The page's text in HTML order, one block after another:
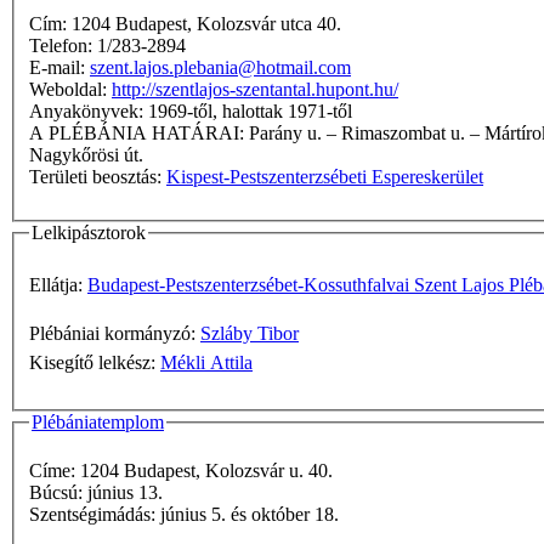
Cím: 1204 Budapest, Kolozsvár utca 40.
Telefon: 1/283-2894
E-mail: szent.lajos.plebania@hotmail.com
Weboldal: http://szentlajos-szentantal.hupont.hu/
Anyakönyvek: 1969-től, halottak 1971-től
A PLÉBÁNIA HATÁRAI: Parány u. – Rimaszombat u. – Mártírok útja – Temesvár u. – Wesselényi u. – Eperjes u. – Ábrahám Géza u. – Ritka köz – Alsó határút – Köves út – Szentlőrinci út –
Nagykőrösi út.
Területi beosztás: Kispest-Pestszenterzsébeti Espereskerület
Lelkipásztorok
Ellátja: Budapest-Pestszenterzsébet-Kossuthfalvai Szent Lajos
Plébániai kormányzó: Szláby Tibor
Kisegítő lelkész: Mékli Attila
Plébániatemplom
Címe: 1204 Budapest, Kolozsvár u. 40.
Búcsú: június 13.
Szentségimádás: június 5. és október 18.